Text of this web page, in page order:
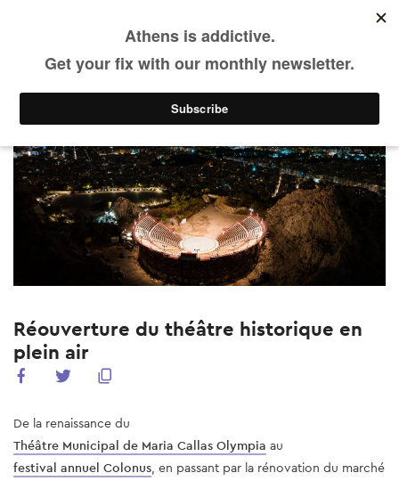
Réouverture du théâtre historique en
plein air
De la renaissance du
Théâtre Municipal de Maria Callas Olympia au
festival annuel Colonus, en passant par la rénovation du marché